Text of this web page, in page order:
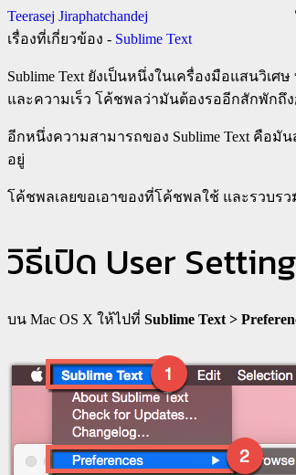
Teerasej Jiraphatchandej
เรื่องที่เกี่ยวข้อง - Sublime Text
Sublime Text ยังเป็นหนึ่งในเครื่องมือแสนวิเศ
และความเร็ว โค้ชพลว่ามันต้องรออีกสักพักถึง
อีกหนึ่งความสามารถของ Sublime Text คือ
อยู่
โค้ชพลเลยขอเอาของที่โค้ชพลใช้ และรวบร
วิธีเปิด User
บน Mac OS X ให้ไปที่ Sublime Text >